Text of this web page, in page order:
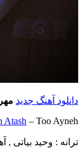
دانلود آهنگ جدید
Atash – Too Ayneh
ترانه : وحید بیاتی